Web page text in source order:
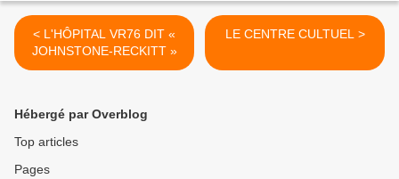
< L'HÔPITAL VR76 DIT «
JOHNSTONE-RECKITT »
LE CENTRE CULTUEL >
Hébergé par Overblog
Top articles
Pages